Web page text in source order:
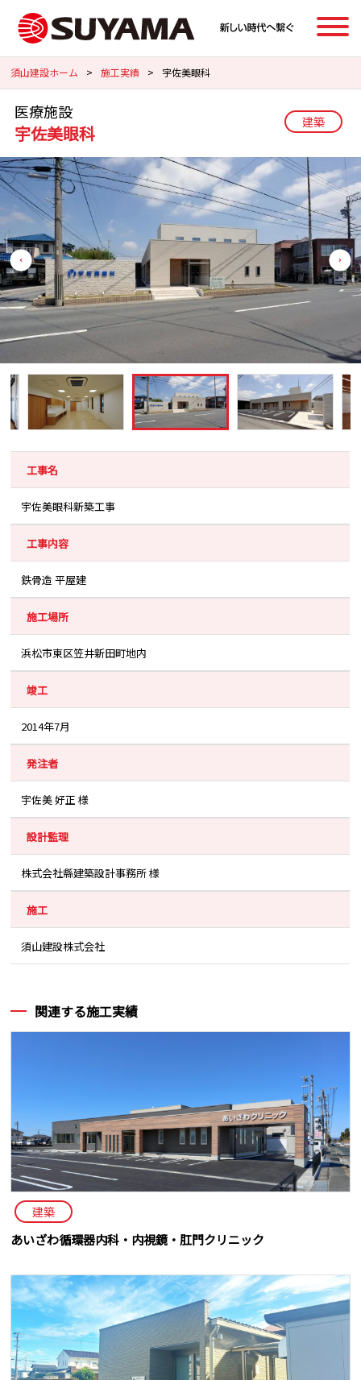
須山建設ホーム > 施工実績 > 宇佐美眼科
医療施設
宇佐美眼科
建築
工事名
宇佐美眼科新築工事
工事内容
鉄骨造 平屋建
施工場所
浜松市東区笠井新田町地内
竣工
2014年7月
発注者
宇佐美 好正 様
設計監理
株式会社縣建築設計事務所 様
施工
須山建設株式会社
関連する施工実績
建築
あいざわ循環器内科・内視鏡・肛門クリニック